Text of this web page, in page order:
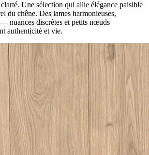
Une sélection qui allie élégance paisible
du chêne. Des lames harmonieuses,
nuances discrètes et petits nœuds
authenticité et vie.